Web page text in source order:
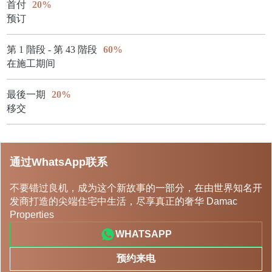
首付
20%
预订
第 1 階段 - 第 43 階段
60%
在施工期间
最後一期
20%
移交
通过WhatsApp联系
不要错过良机，成为这个新故事的一部分，在由世界知名开
发商打造的尖端住宅中生活，尽享真正的奢华 Damac
Properties
WHATSAPP
预约来电